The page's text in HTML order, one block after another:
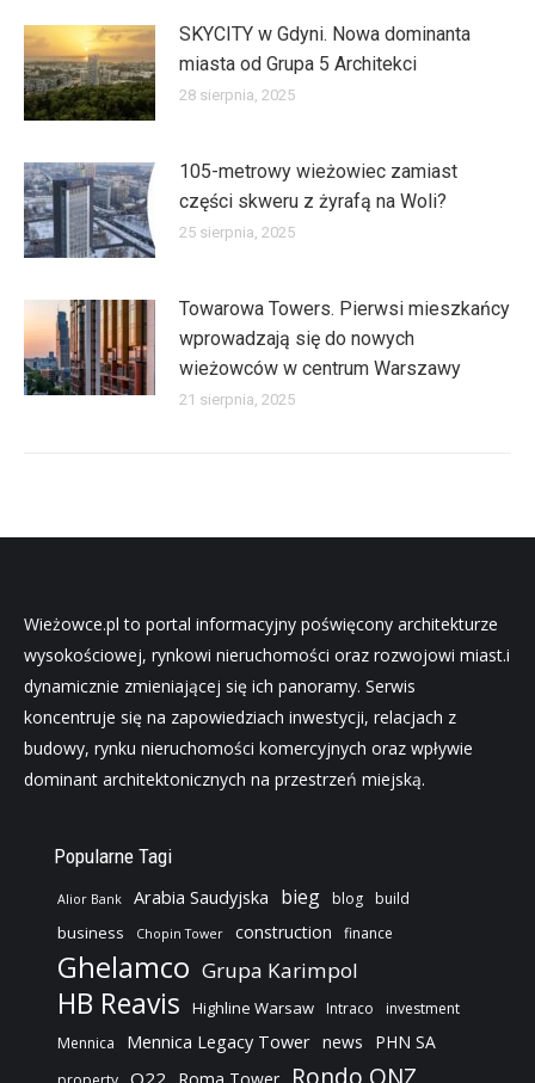
SKYCITY w Gdyni. Nowa dominanta
miasta od Grupa 5 Architekci
28 sierpnia, 2025
105-metrowy wieżowiec zamiast
części skweru z żyrafą na Woli?
25 sierpnia, 2025
Towarowa Towers. Pierwsi mieszkańcy
wprowadzają się do nowych
wieżowców w centrum Warszawy
21 sierpnia, 2025
Wieżowce.pl to portal informacyjny poświęcony architekturze
wysokościowej, rynkowi nieruchomości oraz rozwojowi miast.i
dynamicznie zmieniającej się ich panoramy. Serwis
koncentruje się na zapowiedziach inwestycji, relacjach z
budowy, rynku nieruchomości komercyjnych oraz wpływie
dominant architektonicznych na przestrzeń miejską.
Popularne Tagi
Alior Bank Arabia Saudyjska bieg blog build
business Chopin Tower construction finance
Ghelamco Grupa Karimpol
HB Reavis Highline Warsaw Intraco
investment
Mennica
Mennica Legacy Tower news PHN SA
Q22 Rondo ONZ